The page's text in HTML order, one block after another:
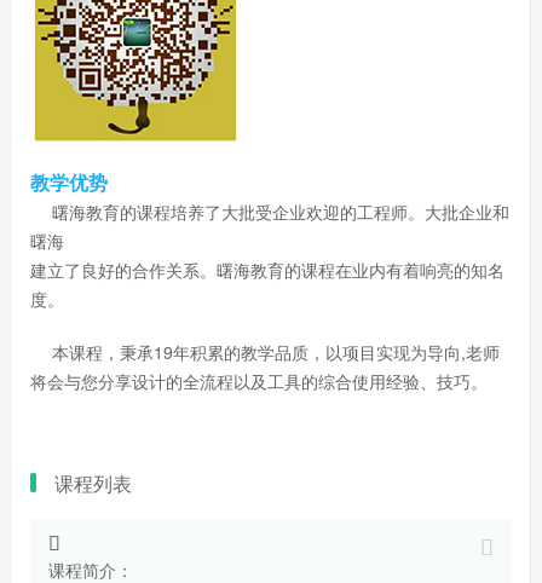
教学优势
曙海教育的课程培养了大批受企业欢迎的工程师。大批企业和
曙海
建立了良好的合作关系。曙海教育的课程在业内有着响亮的知名
度。
本课程，秉承19年积累的教学品质，以项目实现为导向,老师
将会与您分享设计的全流程以及工具的综合使用经验、技巧。
课程列表
课程简介：